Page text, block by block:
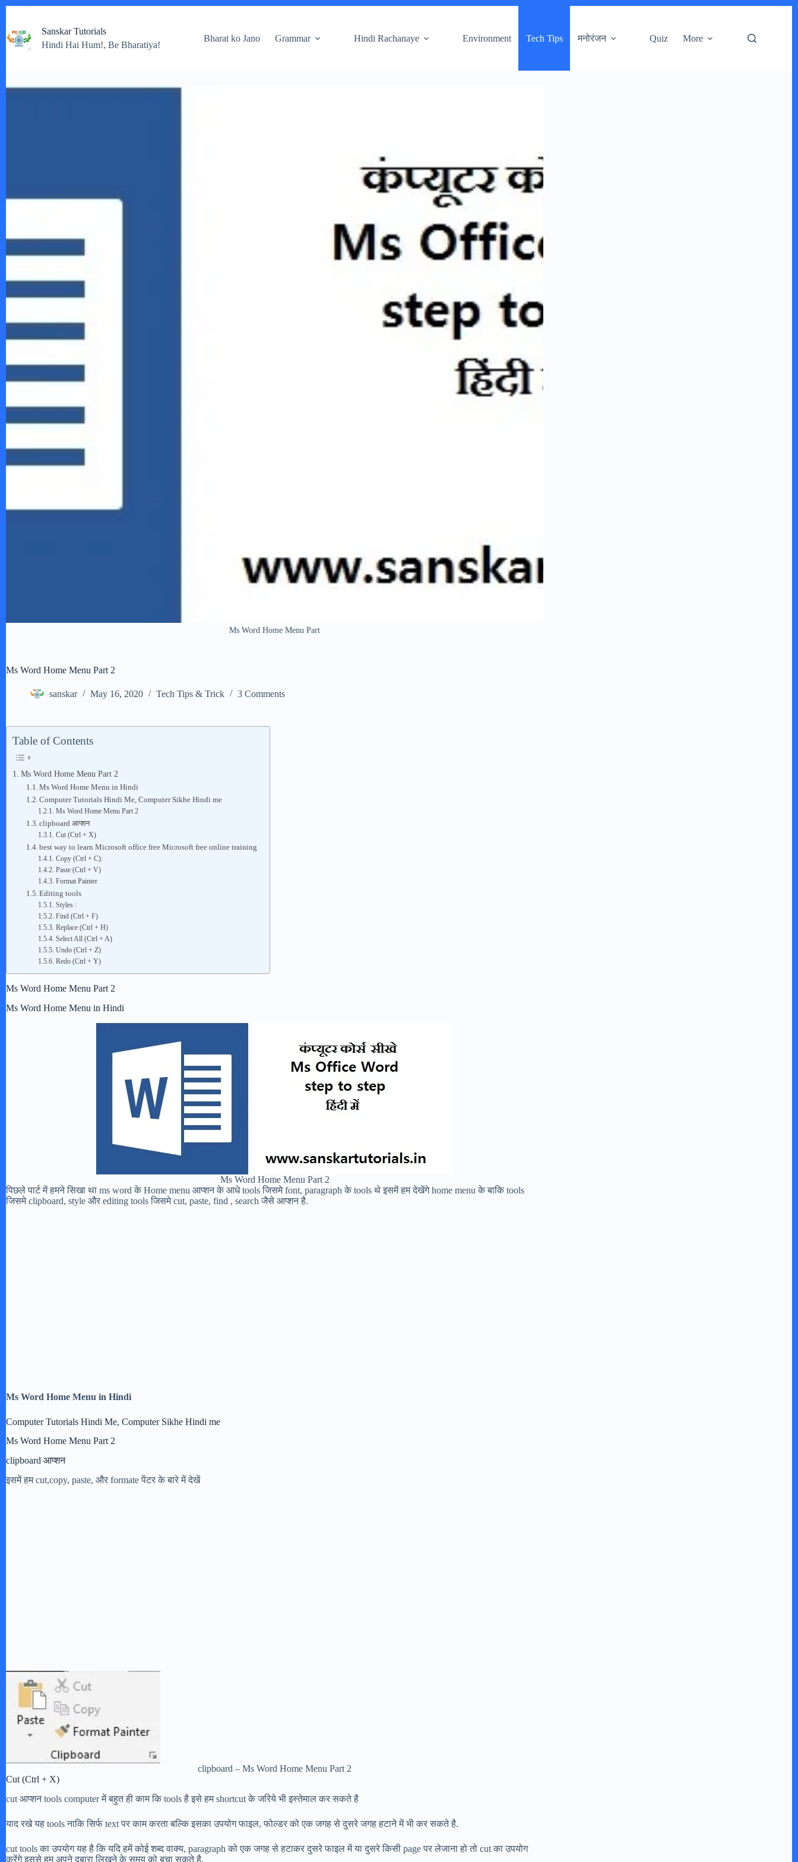
content
Sanskar Tutorials
Hindi Hai Hum!, Be Bharatiya!
Bharat ko Jano Grammar Hindi Rachanaye Environment Tech Tips मनोरंजन Quiz More
Ms Word Home Menu Part
Ms Word Home Menu Part 2
sanskar May 16, 2020 Tech Tips & Trick 3 Comments
Table of Contents
Ms Word Home Menu Part 2
Ms Word Home Menu in Hindi
Computer Tutorials Hindi Me, Computer Sikhe Hindi me
Ms Word Home Menu Part 2
clipboard आप्शन
Cut (Ctrl + X)
best way to learn Microsoft office free Microsoft free online training
Copy (Ctrl + C):
Paste (Ctrl + V)
Format Painter
Editing tools
Styles :
Find (Ctrl + F)
Replace (Ctrl + H)
Select All (Ctrl + A)
Undo (Ctrl + Z)
Redo (Ctrl + Y)
Ms Word Home Menu Part 2
Ms Word Home Menu in Hindi
Ms Word Home Menu Part 2
पिछले पार्ट में हमने सिखा था ms word के Home menu आप्शन के आधे tools जिसमे font, paragraph के tools थे इसमें हम देखेंगे home menu के बाकि tools
जिसमे clipboard, style और editing tools जिसमे cut, paste, find , search जैसे आप्शन है.
Ms Word Home Menu in Hindi
Computer Tutorials Hindi Me, Computer Sikhe Hindi me
Ms Word Home Menu Part 2
clipboard आप्शन
इसमें हम cut,copy, paste, और formate पेंटर के बारे में देखें
clipboard – Ms Word Home Menu Part 2
Cut (Ctrl + X)
cut आप्शन tools computer में बहुत ही काम कि tools है इसे हम shortcut के जरिये भी इस्तेमाल कर सकते है
याद रखे यह tools नाकि सिर्फ text पर काम करता बल्कि इसका उपयोग फाइल, फोल्डर को एक जगह से दुसरे जगह हटाने में भी कर सकते है.
cut tools का उपयोग यह है कि यदि हमें कोई शब्द वाक्य, paragraph को एक जगह से हटाकर दुसरे फाइल में या दुसरे किसी page पर लेजाना हो तो cut का उपयोग
करेंगे इससे हम अपने दुबारा लिखने के समय को बचा सकते है.